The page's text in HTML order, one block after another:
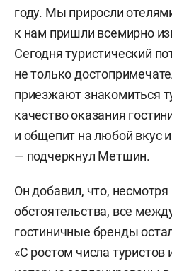
году. Мы приросли
к нам пришли всемирно
Сегодня туристический
не только
приезжают знакомиться
качество оказания
и общепит на любой вкус
— подчеркнул Метшин.
Он добавил, что,
обстоятельства, все
гостиничные бренды
«С ростом числа туристов